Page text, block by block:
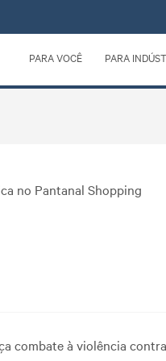
PARA VOCÊ PARA
no Pantanal Shopping
combate à violência